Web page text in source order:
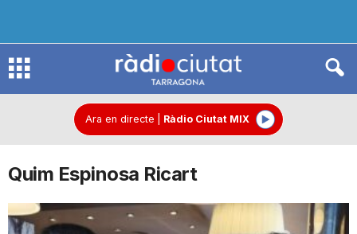
R
d
i
Ara en directe Ràdio Ciutat MIX
Quim Espinosa Ricart